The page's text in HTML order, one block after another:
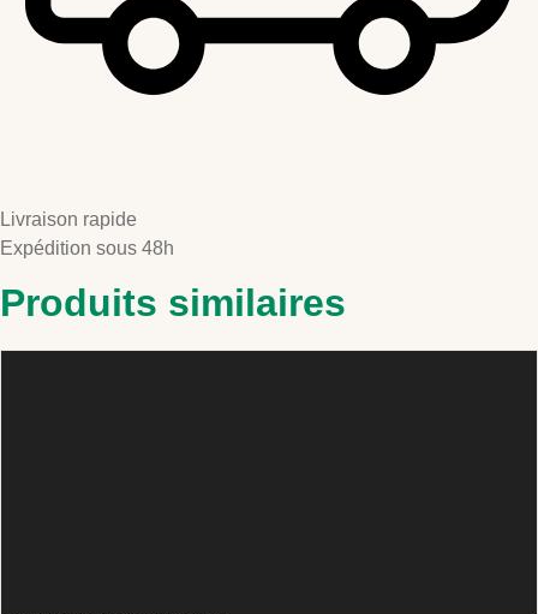
Livraison rapide
Expédition sous 48h
Produits similaires